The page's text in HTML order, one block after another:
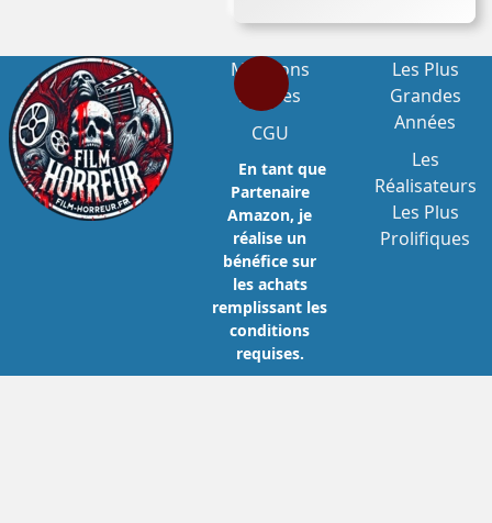
Mentions
Légales
CGU
En tant que
Partenaire
Amazon, je
réalise un
bénéfice sur
les achats
remplissant les
conditions
requises.
Les Plus
Grandes
Années
Les
Réalisateurs
Les Plus
Prolifiques